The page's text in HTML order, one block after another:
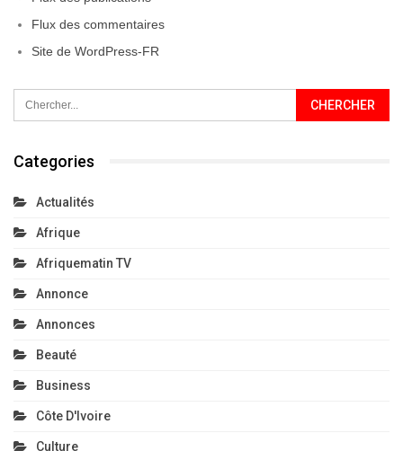
Flux des commentaires
Site de WordPress-FR
Categories
Actualités
Afrique
Afriquematin TV
Annonce
Annonces
Beauté
Business
Côte D'Ivoire
Culture